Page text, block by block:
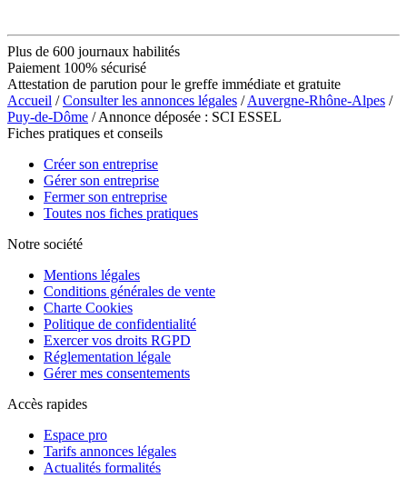
Plus de 600 journaux habilités
Paiement 100% sécurisé
Attestation de parution pour le greffe immédiate et gratuite
Accueil /Consulter les annonces légales /Auvergne-Rhône-Alpes /
Puy-de-Dôme / Annonce déposée : SCI ESSEL
Fiches pratiques et conseils
Créer son entreprise
Gérer son entreprise
Fermer son entreprise
Toutes nos fiches pratiques
Notre société
Mentions légales
Conditions générales de vente
Charte Cookies
Politique de confidentialité
Exercer vos droits RGPD
Réglementation légale
Gérer mes consentements
Accès rapides
Espace pro
Tarifs annonces légales
Actualités formalités